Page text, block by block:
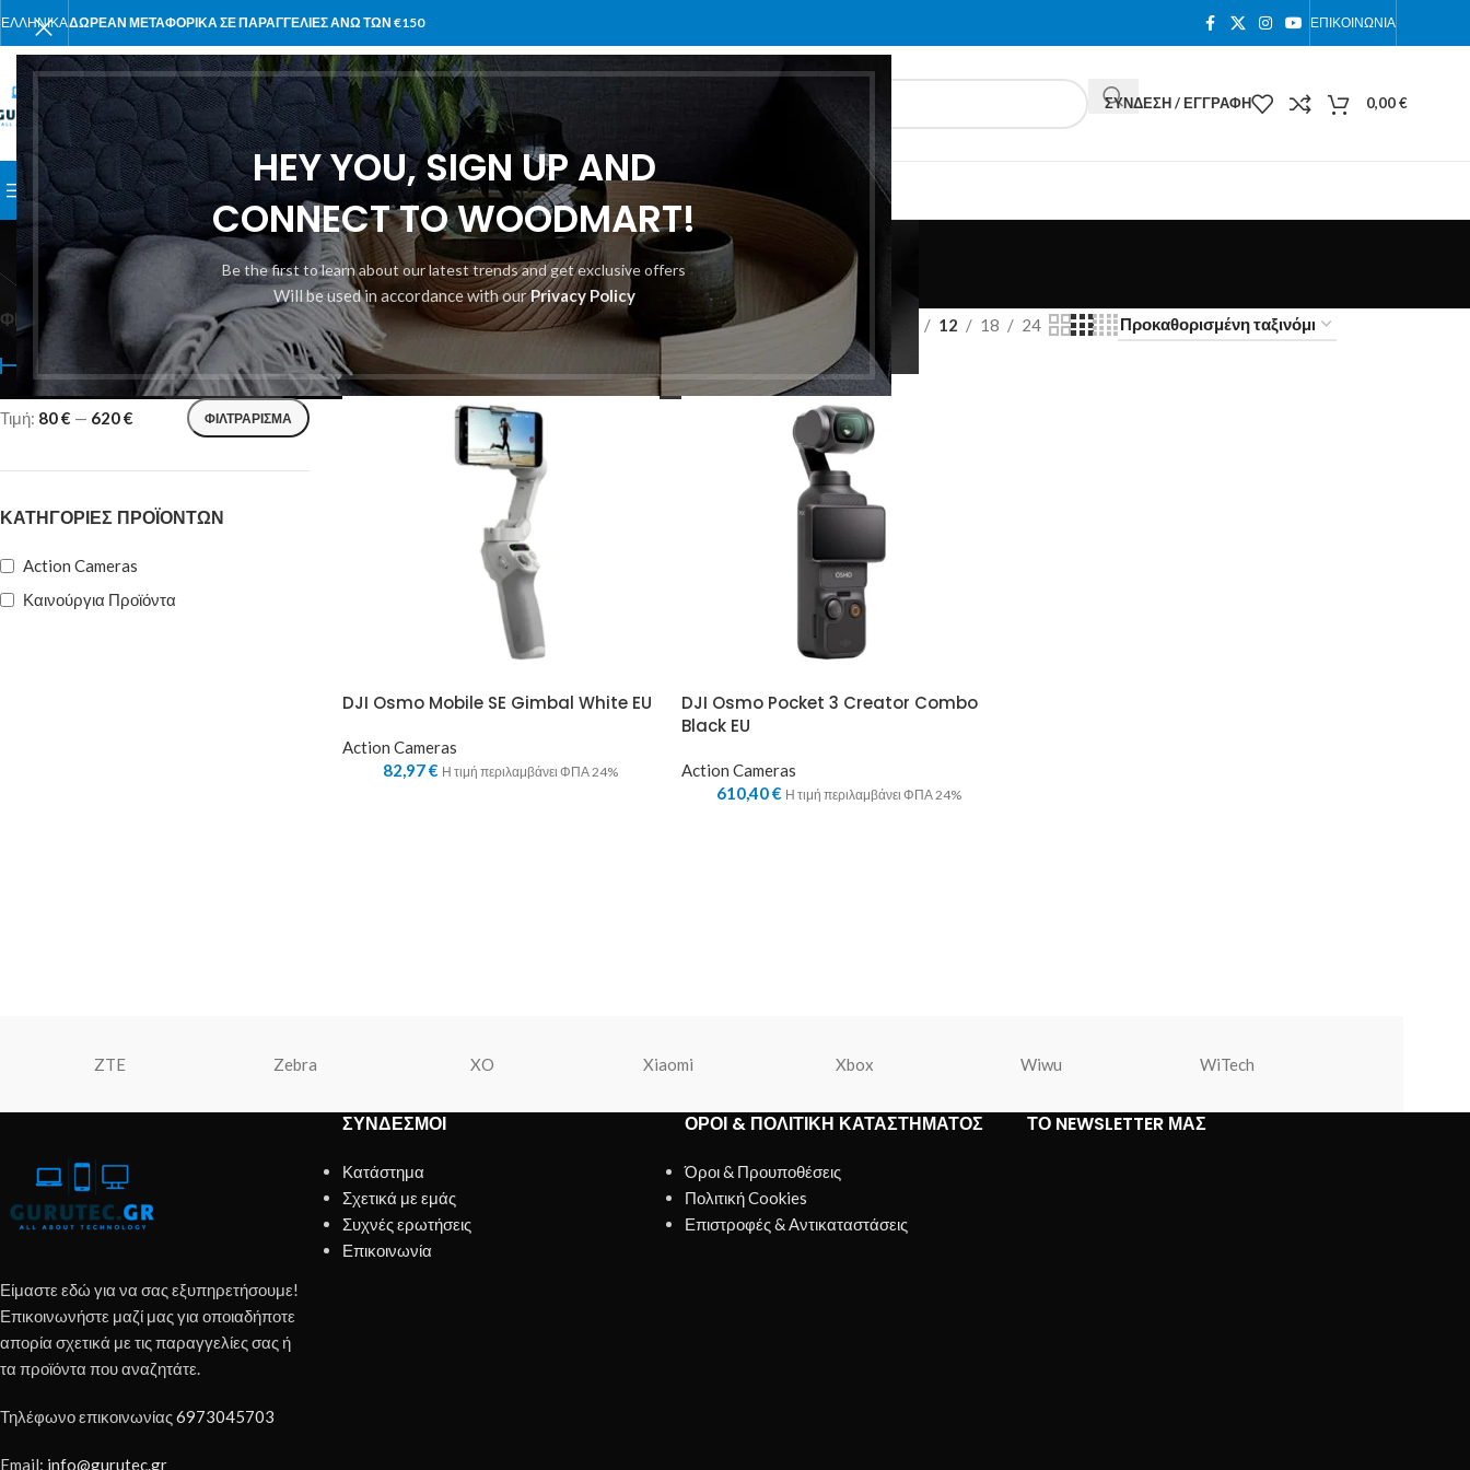
HEY YOU, SIGN UP AND
CONNECT TO WOODMART!
Be the first to learn about our latest trends and get exclusive offers
Will be used in accordance with ourPrivacy Policy
ΕΛΛΗΝΙΚΆΔΩΡΕΑΝ ΜΕΤΑΦΟΡΙΚΑ ΣΕ ΠΑΡΑΓΓΕΛΙΕΣ ΑΝΩ ΤΩΝ €150 ΕΠΙΚΟΙΝΩΝΊΑ
ΕΠΙΛΈΞΤΕ ΚΑΤΗΓΟΡΊΑ
ΣΎΝΔΕΣΗ / ΕΓΓΡΑΦΉ 0,00€
ΑΝΑΖΉΤΗΣΗ ΣΕ ΚΑΤΗΓΟΡΊΕΣ ΑΡΧΙΚΉ ΠΡΟΪΌΝΤΑΣΧΕΤΙΚΆ ΜΕ ΕΜΆΣΕΠΙΚΟΙΝΩΝΊΑ
DJI
ΦΊΛΤΡΟ ΤΙΜΉΣ
ΦΙΛΤΡΆΡΙΣΜΑ
Τιμή: 80 € — 620 €
ΚΑΤΗΓΟΡΊΕΣ ΠΡΟΪΌΝΤΩΝ
Action Cameras
Καινούργια Προϊόντα
Αρχική σελίδα/DJI Εμφάνιση 12 18 24
DJI Osmo Mobile SE Gimbal White EU
Action Cameras
82,97€ Η τιμή περιλαμβάνει ΦΠΑ 24%
DJI Osmo Pocket 3 Creator Combo
Black EU
Action Cameras
610,40€ Η τιμή περιλαμβάνει ΦΠΑ 24%
ZTE Zebra XO Xiaomi Xbox Wiwu WiTech
Είμαστε εδώ για να σας εξυπηρετήσουμε!
Επικοινωνήστε μαζί μας για οποιαδήποτε
απορία σχετικά με τις παραγγελίες σας ή
τα προϊόντα που αναζητάτε.
Τηλέφωνο επικοινωνίας6973045703
Email: info@gurutec.gr
ΣΎΝΔΕΣΜΟΙ
Κατάστημα
Σχετικά με εμάς
Συχνές ερωτήσεις
Επικοινωνία
ΌΡΟΙ & ΠΟΛΙΤΙΚΉ ΚΑΤΑΣΤΉΜΑΤΟΣ
Όροι & Προυποθέσεις
Πολιτική Cookies
Επιστροφές & Αντικαταστάσεις
ΤΟ NEWSLETTER ΜΑΣ